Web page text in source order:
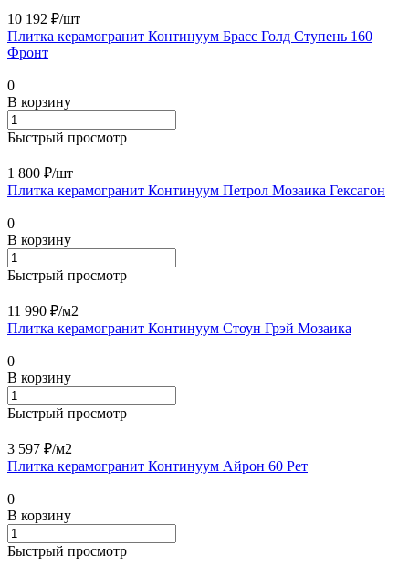
10 192 ₽/шт
Плитка керамогранит Континуум Брасс Голд Ступень 160
Фронт
0
В корзину
Быстрый просмотр
1 800 ₽/шт
Плитка керамогранит Континуум Петрол Мозаика Гексагон
0
В корзину
Быстрый просмотр
11 990 ₽/м2
Плитка керамогранит Континуум Стоун Грэй Мозаика
0
В корзину
Быстрый просмотр
3 597 ₽/м2
Плитка керамогранит Континуум Айрон 60 Рет
0
В корзину
Быстрый просмотр